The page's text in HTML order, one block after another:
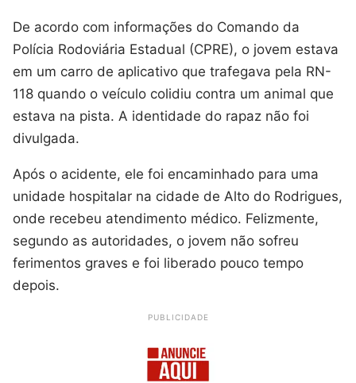
De acordo com informações do Comando da
Polícia Rodoviária Estadual (CPRE), o jovem estava
em um carro de aplicativo que trafegava pela RN-
118 quando o veículo colidiu contra um animal que
estava na pista. A identidade do rapaz não foi
divulgada.
Após o acidente, ele foi encaminhado para uma
unidade hospitalar na cidade de Alto do Rodrigues,
onde recebeu atendimento médico. Felizmente,
segundo as autoridades, o jovem não sofreu
ferimentos graves e foi liberado pouco tempo
depois.
PUBLICIDADE